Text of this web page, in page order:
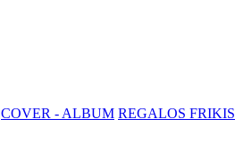
COVER - ALBUM REGALOS FRIKIS